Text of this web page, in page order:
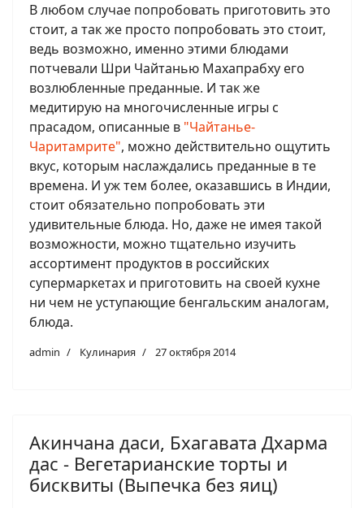
В любом случае попробовать приготовить это
стоит, а так же просто попробовать это стоит,
ведь возможно, именно этими блюдами
потчевали Шри Чайтанью Махапрабху его
возлюбленные преданные. И так же
медитирую на многочисленные игры с
прасадом, описанные в "Чайтанье-
Чаритамрите", можно действительно ощутить
вкус, которым наслаждались преданные в те
времена. И уж тем более, оказавшись в Индии,
стоит обязательно попробовать эти
удивительные блюда. Но, даже не имея такой
возможности, можно тщательно изучить
ассортимент продуктов в российских
супермаркетах и приготовить на своей кухне
ни чем не уступающие бенгальским аналогам,
блюда.
admin Кулинария 27 октября 2014
Акинчана даси, Бхагавата Дхарма
дас - Вегетарианские торты и
бисквиты (Выпечка без яиц)